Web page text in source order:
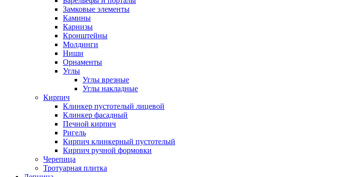
Замковые элементы
Камины
Карнизы
Кронштейны
Молдинги
Ниши
Орнаменты
Углы
Углы врезные
Углы накладные
Кирпич
Клинкер пустотелый лицевой
Клинкер фасадный
Печной кирпич
Ригель
Кирпич клинкерный пустотелый
Кирпич ручной формовки
Черепица
Тротуарная плитка